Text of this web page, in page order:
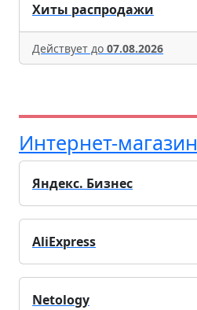
Хиты распродажи
Действует до 07.08.2026
Интернет-
Яндекс. Бизнес
AliExpress
Netology